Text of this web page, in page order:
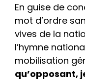
En guise de
mot d’ordre
vives de la
l’hymne
mobilisation
qu’opposant,